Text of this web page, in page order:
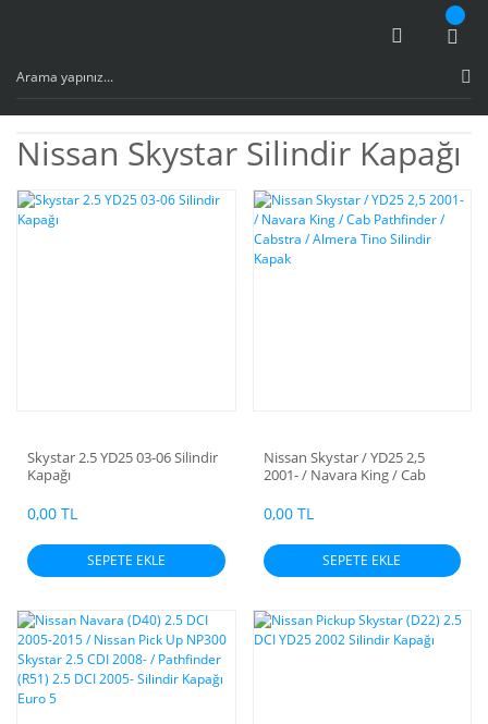
Nissan Skystar Silindir Kapağı
Skystar 2.5 YD25 03-06 Silindir
Kapağı
0,00 TL
SEPETE EKLE
Nissan Skystar / YD25 2,5
2001- / Navara King / Cab
Tino Silindir Kapak
0,00 TL
SEPETE EKLE